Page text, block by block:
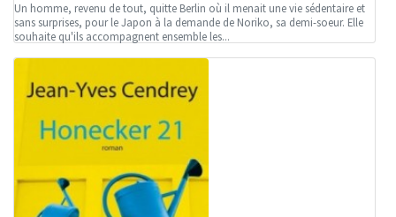
Un homme, revenu de tout, quitte Berlin où il menait une vie sédentaire et
sans surprises, pour le Japon à la demande de Noriko, sa demi-soeur. Elle
souhaite qu'ils accompagnent ensemble les...